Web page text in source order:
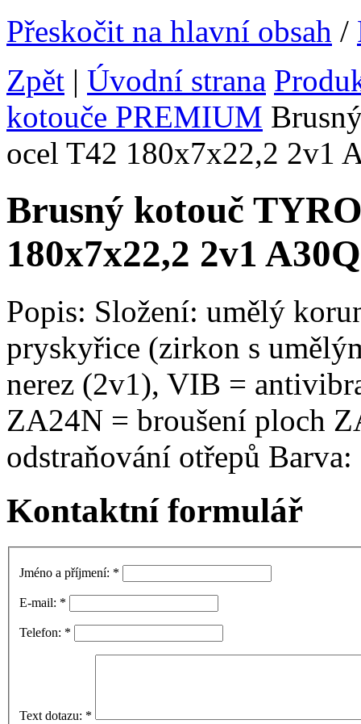
Přeskočit na hlavní obsah /
Zpět | Úvodní strana
kotouče PREMIUM
ocel T42 180x7x22,2 2v1
Brusný kotouč
180x7x22,2 2v1 A30Q
Popis: Složení: umělý
pryskyřice (zirkon s
nerez (2v1), VIB =
ZA24N = broušení ploch
odstraňování otřepů
Kontaktní formulář
Jméno a příjmení: *
E-mail: *
Telefon: *
Text dotazu: *